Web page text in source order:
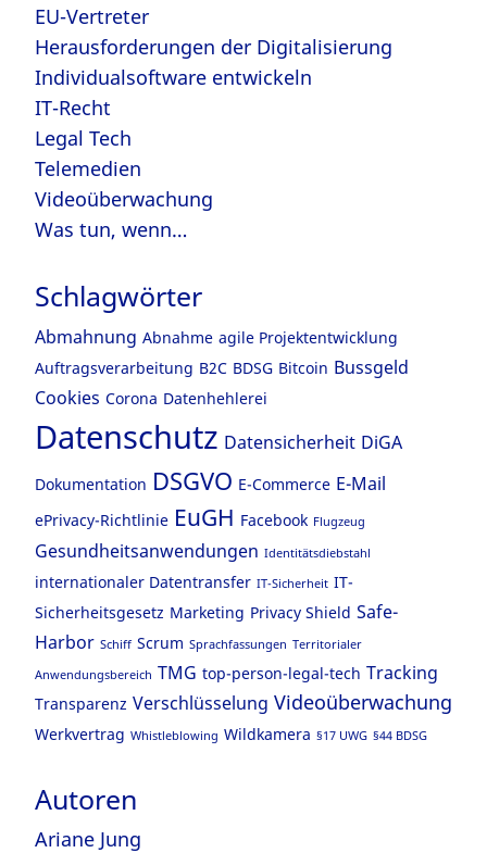
EU-Vertreter
Herausforderungen der Digitalisierung
Individualsoftware entwickeln
IT-Recht
Legal Tech
Telemedien
Videoüberwachung
Was tun, wenn…
Schlagwörter
Abmahnung Abnahme agile Projektentwicklung
Auftragsverarbeitung B2C BDSG Bitcoin Bussgeld
Cookies Corona Datenhehlerei
Datenschutz Datensicherheit DiGA
Dokumentation DSGVO E-Commerce E-Mail
ePrivacy-Richtlinie EuGH Facebook Flugzeug
Gesundheitsanwendungen Identitätsdiebstahl
internationaler Datentransfer IT-Sicherheit IT-
Sicherheitsgesetz Marketing Privacy Shield Safe-
Harbor Schiff Scrum Sprachfassungen Territorialer
Anwendungsbereich TMG top-person-legal-tech Tracking
Transparenz Verschlüsselung Videoüberwachung
Werkvertrag Whistleblowing Wildkamera §17 UWG §44 BDSG
Autoren
Ariane Jung